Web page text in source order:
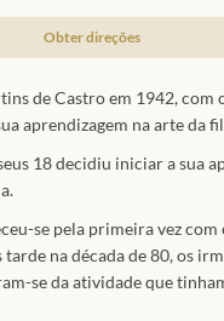
Obter direções
de Castro em 1942, com
aprendizagem na arte da
18 decidiu iniciar a sua
se pela primeira vez
na década de 80, os
se da atividade que